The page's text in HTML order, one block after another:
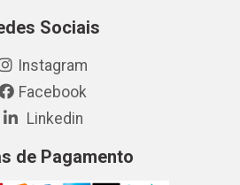
Sociais
Instagram
Facebook
Linkedin
de Pagamento